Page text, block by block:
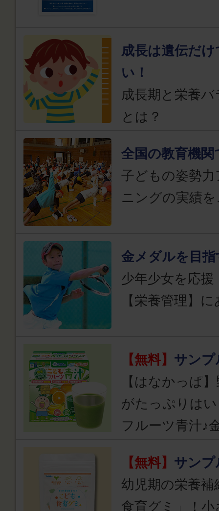
成長は遺伝だ
い！
成長期と栄養
とは？
全国の教育機関
子どもの姿勢
ニングの実績
金メダルを目指
少年少女を応
【栄養管理】
【無料】 サンプ
【はなかっぱ
がたっぷりは
フルーツ青汁♪
【無料】 サンプ
幼児期の栄養
食育グミ」！